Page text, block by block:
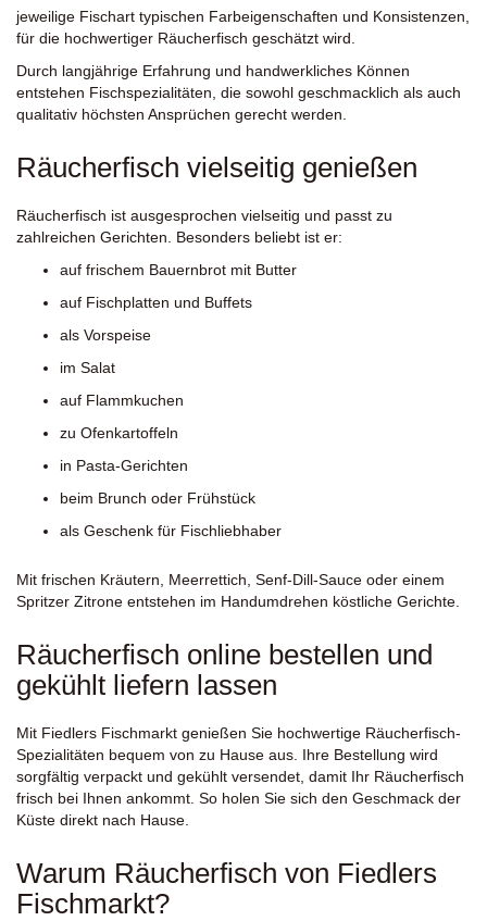
jeweilige Fischart typischen Farbeigenschaften und Konsistenzen,
für die hochwertiger Räucherfisch geschätzt wird.
Durch langjährige Erfahrung und handwerkliches Können
entstehen Fischspezialitäten, die sowohl geschmacklich als auch
qualitativ höchsten Ansprüchen gerecht werden.
Räucherfisch vielseitig genießen
Räucherfisch ist ausgesprochen vielseitig und passt zu
zahlreichen Gerichten. Besonders beliebt ist er:
auf frischem Bauernbrot mit Butter
auf Fischplatten und Buffets
als Vorspeise
im Salat
auf Flammkuchen
zu Ofenkartoffeln
in Pasta-Gerichten
beim Brunch oder Frühstück
als Geschenk für Fischliebhaber
Mit frischen Kräutern, Meerrettich, Senf-Dill-Sauce oder einem
Spritzer Zitrone entstehen im Handumdrehen köstliche Gerichte.
Räucherfisch online bestellen und
gekühlt liefern lassen
Mit Fiedlers Fischmarkt genießen Sie hochwertige Räucherfisch-
Spezialitäten bequem von zu Hause aus. Ihre Bestellung wird
sorgfältig verpackt und gekühlt versendet, damit Ihr Räucherfisch
frisch bei Ihnen ankommt. So holen Sie sich den Geschmack der
Küste direkt nach Hause.
Warum Räucherfisch von Fiedlers
Fischmarkt?